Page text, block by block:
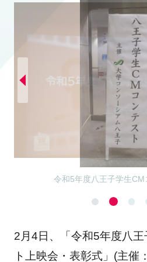
2月4日、「令和5年度八
ト上映会・表彰式」(主催